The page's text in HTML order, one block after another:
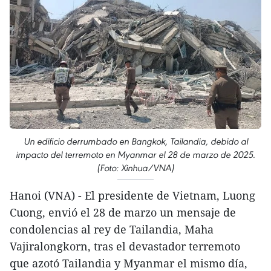
Un edificio derrumbado en Bangkok, Tailandia, debido al
impacto del terremoto en Myanmar el 28 de marzo de 2025.
(Foto: Xinhua/VNA)
Hanoi (VNA) - El presidente de Vietnam, Luong
Cuong, envió el 28 de marzo un mensaje de
condolencias al rey de Tailandia, Maha
Vajiralongkorn, tras el devastador terremoto
que azotó Tailandia y Myanmar el mismo día,